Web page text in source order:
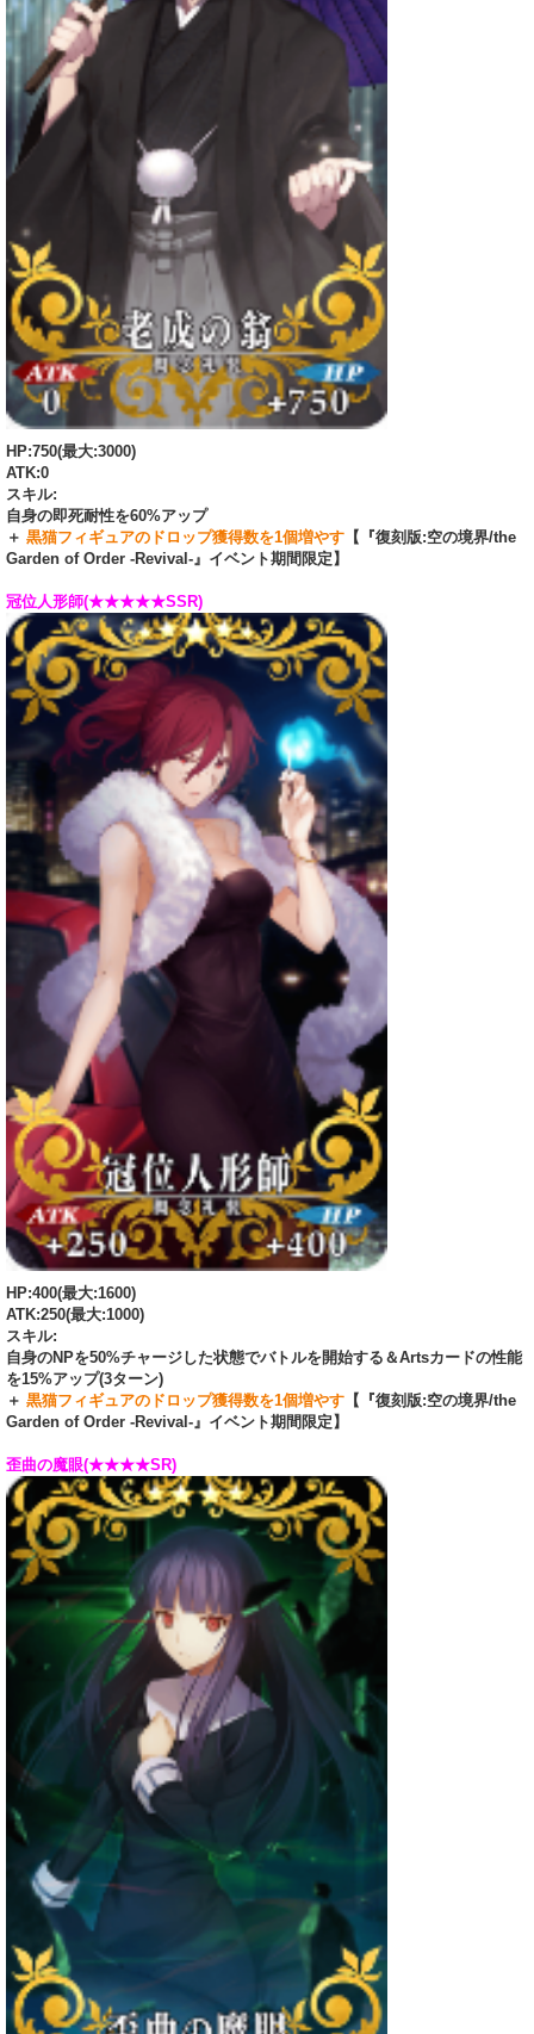
HP:750(最大:3000)
ATK:0
スキル:
自身の即死耐性を60%アップ
＋ 黒猫フィギュアのドロップ獲得数を1個増やす 【『復刻版:空の境界/the
Garden of Order -Revival-』イベント期間限定】
冠位人形師(★★★★★SSR)
HP:400(最大:1600)
ATK:250(最大:1000)
スキル:
自身のNPを50%チャージした状態でバトルを開始する＆Artsカードの性能
を15%アップ(3ターン)
＋ 黒猫フィギュアのドロップ獲得数を1個増やす 【『復刻版:空の境界/the
Garden of Order -Revival-』イベント期間限定】
歪曲の魔眼(★★★★SR)